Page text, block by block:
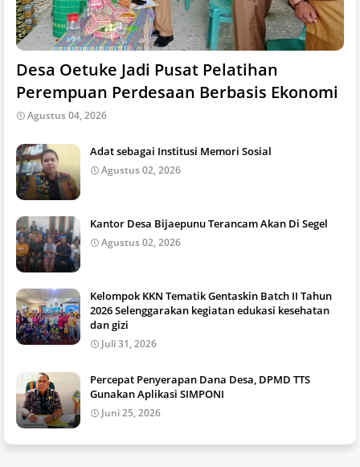
Desa Oetuke Jadi Pusat Pelatihan
Perempuan Perdesaan Berbasis Ekonomi
Agustus 04, 2026
Adat sebagai Institusi Memori Sosial
Agustus 02, 2026
Kantor Desa Bijaepunu Terancam Akan Di Segel
Agustus 02, 2026
Kelompok KKN Tematik Gentaskin Batch II Tahun
2026 Selenggarakan kegiatan edukasi kesehatan
dan gizi
Juli 31, 2026
Percepat Penyerapan Dana Desa, DPMD TTS
Gunakan Aplikasi SIMPONI
Juni 25, 2026